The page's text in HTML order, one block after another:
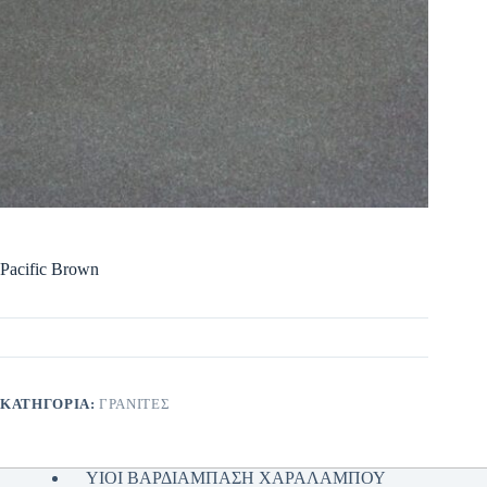
Pacific Brown
ΚΑΤΗΓΟΡΊΑ:ΓΡΑΝΙΤΕΣ
ΥΙΟΙ ΒΑΡΔΙΑΜΠΑΣΗ ΧΑΡΑΛΑΜΠΟΥ